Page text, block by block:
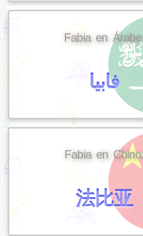
Fabia en
فابيا
Fabia en
法比亚